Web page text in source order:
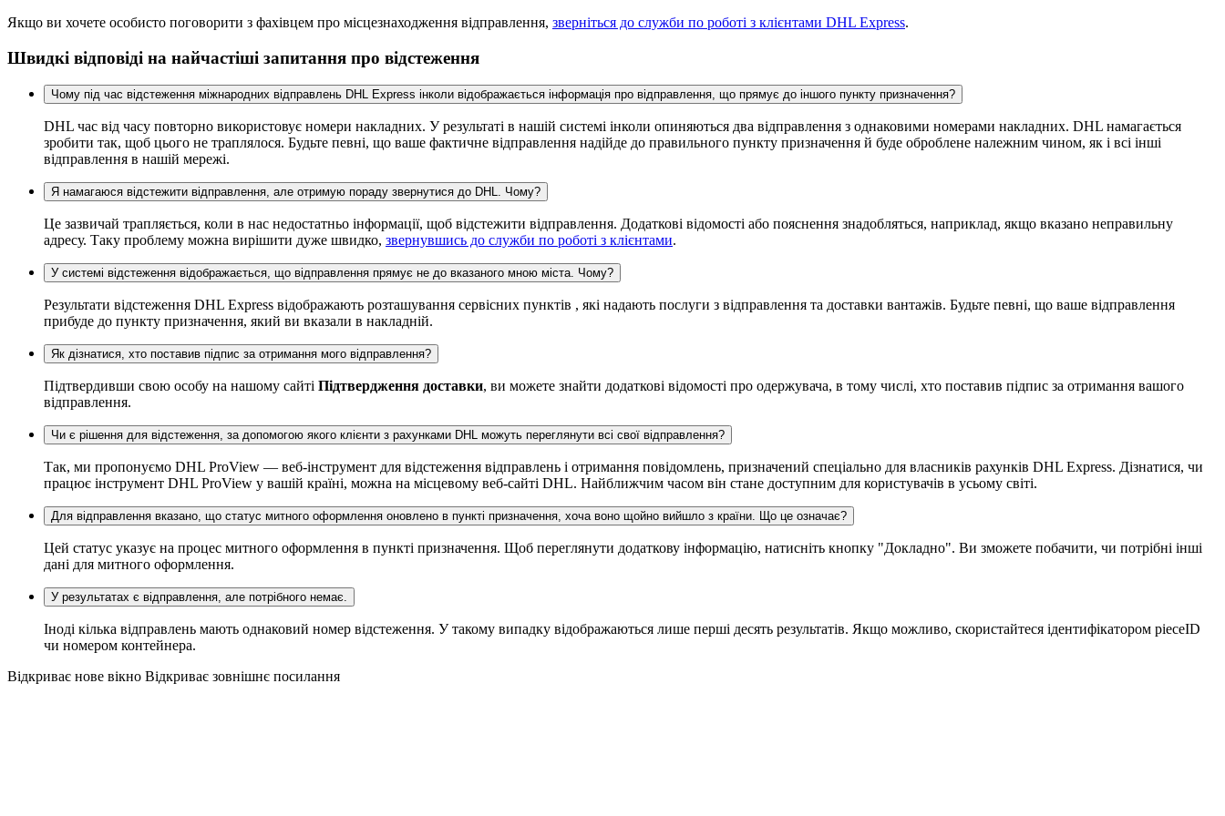
Якщо ви хочете особисто поговорити з фахівцем про місцезнаходження відправлення, зверніться до служби по роботі з клієнтами DHL Express.
Швидкі відповіді на найчастіші запитання про відстеження
Чому під час відстеження міжнародних відправлень DHL Express інколи відображається інформація про відправлення, що прямує до іншого пункту призначення?
DHL час від часу повторно використовує номери накладних. У результаті в нашій системі інколи опиняються два відправлення з однаковими номерами накладних. DHL намагається
зробити так, щоб цього не траплялося. Будьте певні, що ваше фактичне відправлення надійде до правильного пункту призначення й буде оброблене належним чином, як і всі інші
відправлення в нашій мережі.
Я намагаюся відстежити відправлення, але отримую пораду звернутися до DHL. Чому?
Це зазвичай трапляється, коли в нас недостатньо інформації, щоб відстежити відправлення. Додаткові відомості або пояснення знадобляться, наприклад, якщо вказано неправильну
адресу. Таку проблему можна вирішити дуже швидко, звернувшись до служби по роботі з клієнтами.
У системі відстеження відображається, що відправлення прямує не до вказаного мною міста. Чому?
Результати відстеження DHL Express відображають розташування сервісних пунктів , які надають послуги з відправлення та доставки вантажів. Будьте певні, що ваше відправлення
прибуде до пункту призначення, який ви вказали в накладній.
Як дізнатися, хто поставив підпис за отримання мого відправлення?
Підтвердивши свою особу на нашому сайті Підтвердження доставки, ви можете знайти додаткові відомості про одержувача, в тому числі, хто поставив підпис за отримання вашого
відправлення.
Чи є рішення для відстеження, за допомогою якого клієнти з рахунками DHL можуть переглянути всі свої відправлення?
Так, ми пропонуємо DHL ProView — веб-інструмент для відстеження відправлень і отримання повідомлень, призначений спеціально для власників рахунків DHL Express. Дізнатися, чи
працює інструмент DHL ProView у вашій країні, можна на місцевому веб-сайті DHL. Найближчим часом він стане доступним для користувачів в усьому світі.
Для відправлення вказано, що статус митного оформлення оновлено в пункті призначення, хоча воно щойно вийшло з країни. Що це означає?
Цей статус указує на процес митного оформлення в пункті призначення. Щоб переглянути додаткову інформацію, натисніть кнопку "Докладно". Ви зможете побачити, чи потрібні інші
дані для митного оформлення.
У результатах є відправлення, але потрібного немає.
Іноді кілька відправлень мають однаковий номер відстеження. У такому випадку відображаються лише перші десять результатів. Якщо можливо, скористайтеся ідентифікатором pieceID
чи номером контейнера.
Відкриває нове вікно Відкриває зовнішнє посилання